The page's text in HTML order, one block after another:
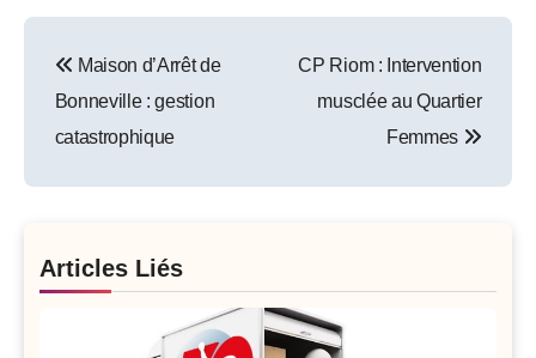
navigation
Maison d’Arrêt de
Bonneville : gestion
catastrophique
CP Riom : Intervention
musclée au Quartier
Femmes
Articles Liés